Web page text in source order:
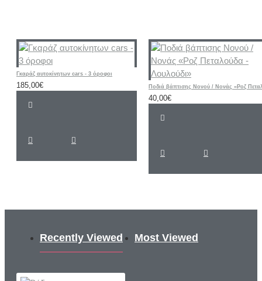
Γκαράζ αυτοκίνητων cars - 3 όροφοι
185,00€
40,00€
Recently Viewed Most Viewed